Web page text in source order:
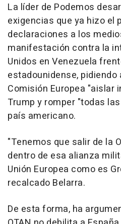
La líder de Podemos
exigencias que ya hizo el
declaraciones a los
manifestación contra la
Unidos en Venezuela
estadounidense, pidiendo
Comisión Europea "aislar
Trump y romper "todas
país americano.
"Tenemos que salir de la
dentro de esa alianza
Unión Europea como es
recalcado Belarra.
De esta forma, ha